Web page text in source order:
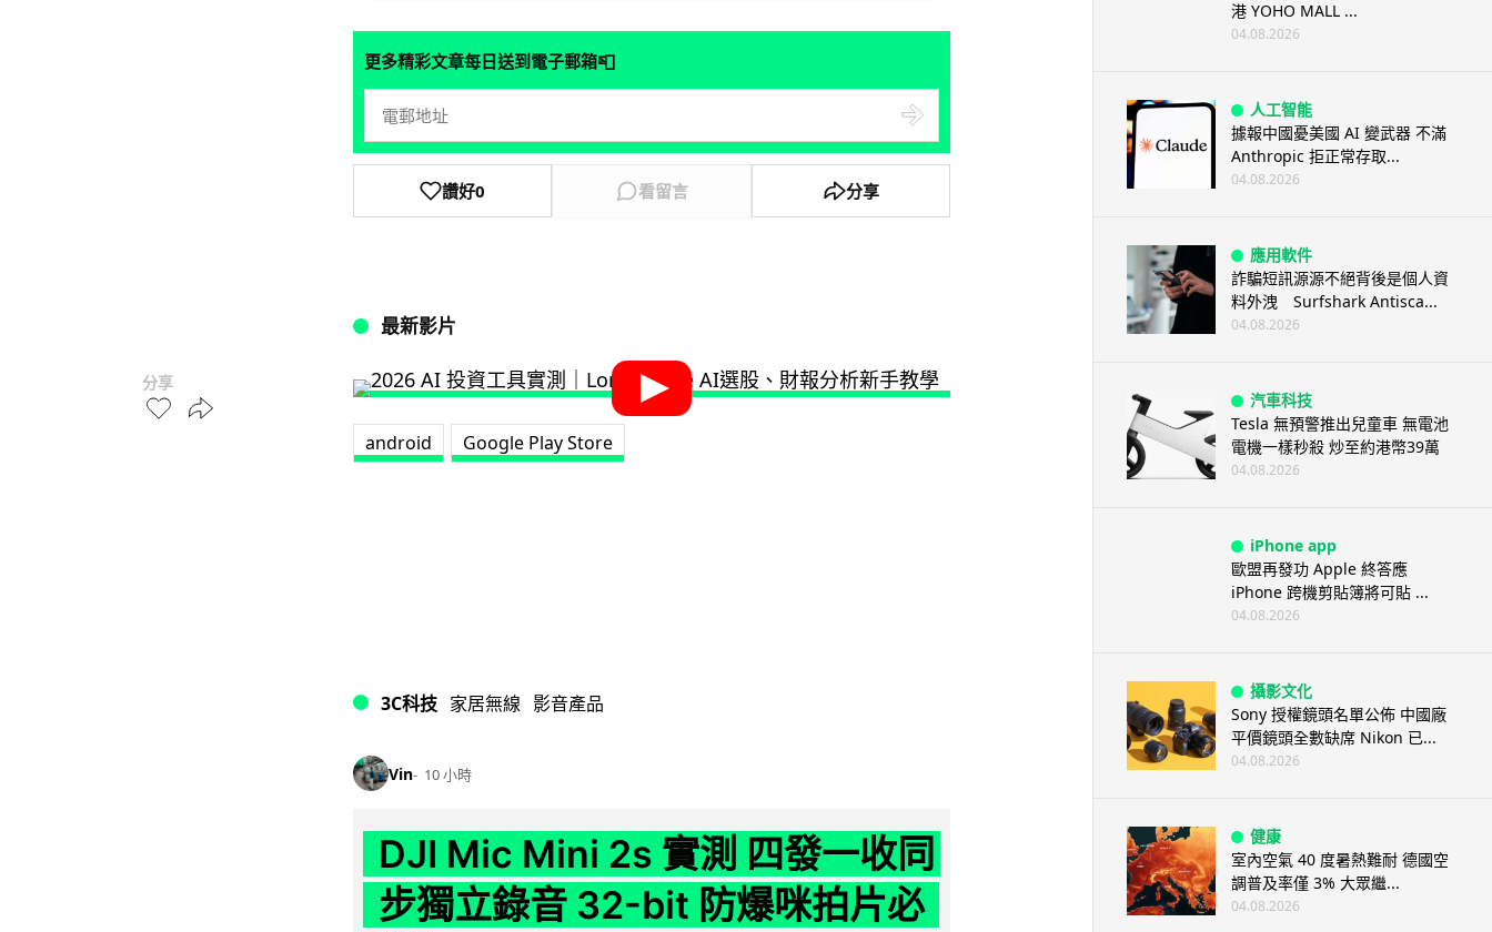
分享
更多精彩文章每日送到電子郵箱📮
讚好0 看留言 分享
最新影片
android Google Play Store
3C科技 家居無線 影音產品
Vin 10 小時
DJI Mic Mini 2s 實測 四發一收同
步獨立錄音 32-bit 防爆咪拍片必
港 YOHO MALL ...
04.08.2026
人工智能
據報中國憂美國 AI 變武器 不滿
Anthropic 拒正常存取...
04.08.2026
應用軟件
詐騙短訊源源不絕背後是個人資
料外洩 Surfshark Antisca...
04.08.2026
汽車科技
Tesla 無預警推出兒童車 無電池
電機一樣秒殺 炒至約港幣39萬
04.08.2026
iPhone app
歐盟再發功 Apple 終答應
iPhone 跨機剪貼簿將可貼 ...
04.08.2026
攝影文化
Sony 授權鏡頭名單公佈 中國廠
平價鏡頭全數缺席 Nikon 已...
04.08.2026
健康
室內空氣 40 度暑熱難耐 德國空
調普及率僅 3% 大眾繼...
04.08.2026